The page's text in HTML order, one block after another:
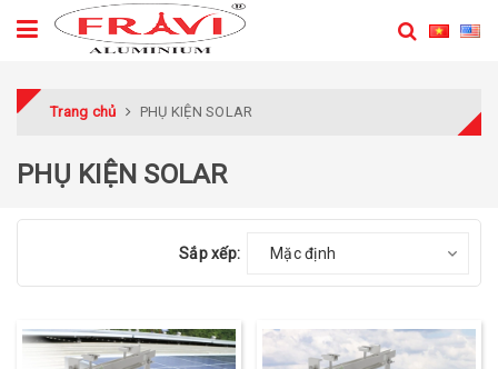
Trang chủ PHỤ KIỆN SOLAR
PHỤ KIỆN SOLAR
Sắp xếp: Mặc định